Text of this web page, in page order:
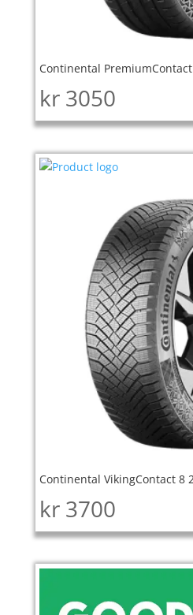
Continental
kr 3050
Continental VikingContact 8
kr 3700